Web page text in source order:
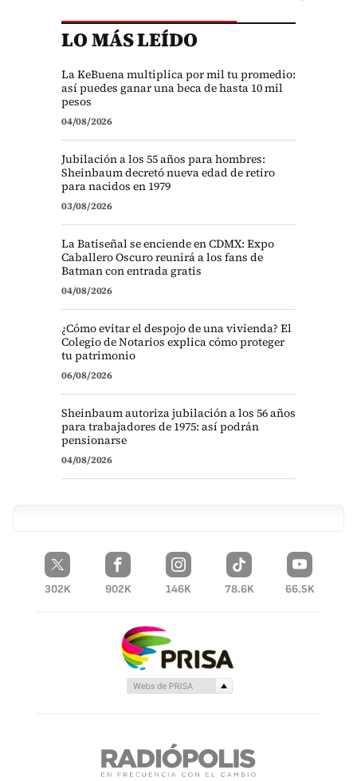
LO MÁS LEÍDO
La KeBuena multiplica por mil tu promedio:
así puedes ganar una beca de hasta 10 mil
pesos
04/08/2026
Jubilación a los 55 años para hombres:
Sheinbaum decretó nueva edad de retiro
para nacidos en 1979
03/08/2026
La Batiseñal se enciende en CDMX: Expo
Caballero Oscuro reunirá a los fans de
Batman con entrada gratis
04/08/2026
¿Cómo evitar el despojo de una vivienda? El
Colegio de Notarios explica cómo proteger
tu patrimonio
06/08/2026
Sheinbaum autoriza jubilación a los 56 años
para trabajadores de 1975: así podrán
pensionarse
04/08/2026
302K 902K 146K 78.6K 66.5K